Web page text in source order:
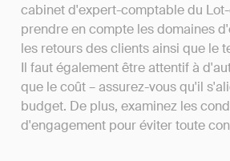
cabinet d'expert-comptable du
prendre en compte les domaines
les retours des clients ainsi que le
Il faut également être attentif à
que le coût – assurez-vous qu'il
budget. De plus, examinez les
d'engagement pour éviter toute